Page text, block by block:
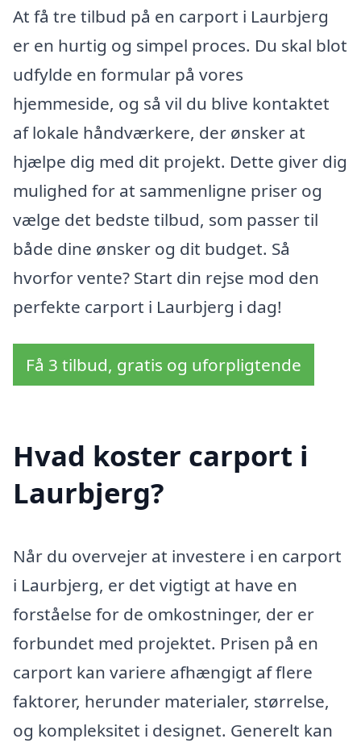
At få tre tilbud på en carport i Laurbjerg
er en hurtig og simpel proces. Du skal blot
udfylde en formular på vores
hjemmeside, og så vil du blive kontaktet
af lokale håndværkere, der ønsker at
hjælpe dig med dit projekt. Dette giver dig
mulighed for at sammenligne priser og
vælge det bedste tilbud, som passer til
både dine ønsker og dit budget. Så
hvorfor vente? Start din rejse mod den
perfekte carport i Laurbjerg i dag!
Få 3 tilbud, gratis og uforpligtende
Hvad koster carport i
Laurbjerg?
Når du overvejer at investere i en carport
i Laurbjerg, er det vigtigt at have en
forståelse for de omkostninger, der er
forbundet med projektet. Prisen på en
carport kan variere afhængigt af flere
faktorer, herunder materialer, størrelse,
og kompleksitet i designet. Generelt kan